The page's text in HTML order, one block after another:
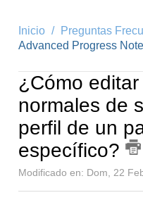
Inicio
Preguntas
Advanced Progress
¿Cómo
normales de
perfil de un
específico?
Modificado en: Dom, 22